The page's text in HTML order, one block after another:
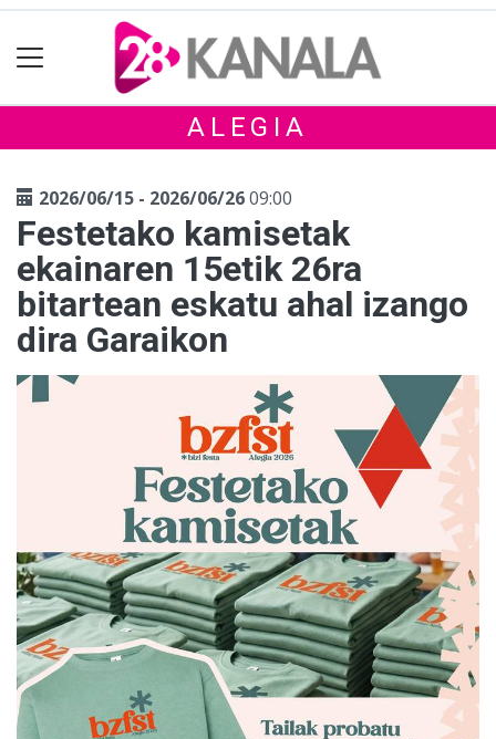
ALEGIA
2026/06/15 - 2026/06/2609:00
Festetako kamisetak
ekainaren 15etik 26ra
bitartean eskatu ahal izango
dira Garaikon